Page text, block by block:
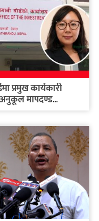
प्रमुख कार्यकारी
अनुकूल मापदण्ड